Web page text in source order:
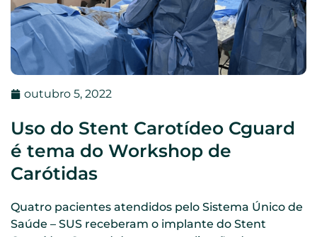
outubro 5, 2022
Uso do Stent Carotídeo Cguard
é tema do Workshop de
Carótidas
Quatro pacientes atendidos pelo Sistema Único de
Saúde – SUS receberam o implante do Stent